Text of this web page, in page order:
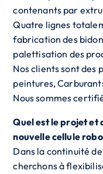
contenants par
Quatre lignes
fabrication des
palettisation des
Nos clients sont des
peintures,
Nous sommes
Quel est le projet et
nouvelle cellule
Dans la continuité
cherchons à